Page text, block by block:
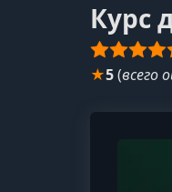
Курс
★5(всего